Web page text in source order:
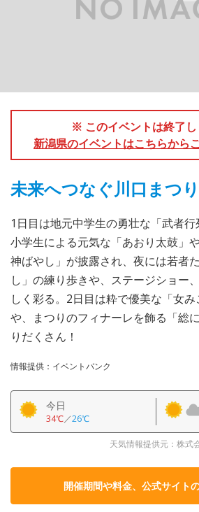
※ このイベントは終了し
新潟県のイベントはこちらから
未来へつなぐ川口まつり
1日目は地元中学生の勇壮な「武者
小学生による元気な「あおり太鼓」
神ばやし」が披露され、夜には若者
し」の練り歩きや、ステージショー
しく彩る。2日目は粋で優美な「女
や、まつりのフィナーレを飾る「総
りだくさん！
情報提供：イベントバンク
今日
34℃／26℃
天気情報提供元：株式
開催期間や料金、公式サイト